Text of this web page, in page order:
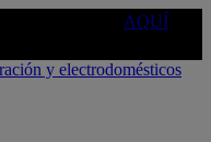
AQUÍ